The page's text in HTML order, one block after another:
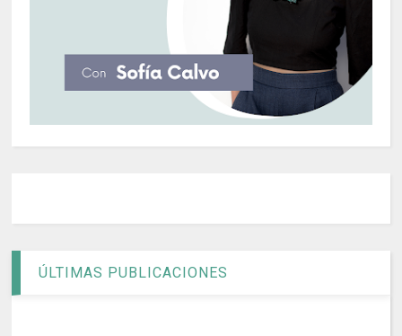
ÚLTIMAS PUBLICACIONES